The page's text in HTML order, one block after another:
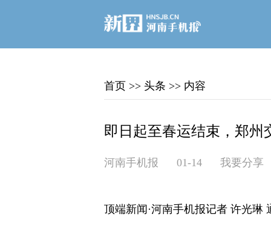
首页 >> 头条 >> 内容
即日起至春运结束，郑州
河南手机报 01-14 我要分享
顶端新闻·河南手机报记者 许光琳